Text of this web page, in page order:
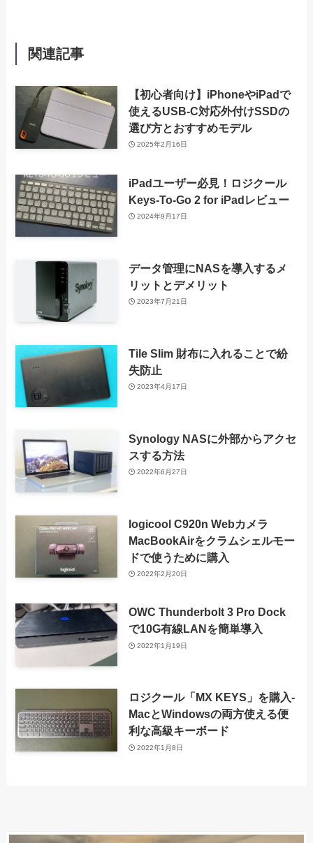
関連記事
【初心者向け】iPhoneやiPadで
使えるUSB-C対応外付けSSDの
選び方とおすすめモデル
2025年2月16日
iPadユーザー必見！ロジクール
Keys-To-Go 2 for iPadレビュー
2024年9月17日
データ管理にNASを導入するメ
リットとデメリット
2023年7月21日
Tile Slim 財布に入れることで紛
失防止
2023年4月17日
Synology NASに外部からアクセ
スする方法
2022年6月27日
logicool C920n Webカメラ
MacBookAirをクラムシェルモー
ドで使うために購入
2022年2月20日
OWC Thunderbolt 3 Pro Dock
で10G有線LANを簡単導入
2022年1月19日
ロジクール「MX KEYS」を購入-
MacとWindowsの両方使える便
利な高級キーボード
2022年1月8日